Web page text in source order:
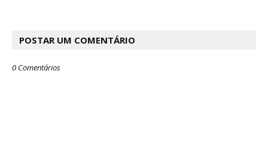
POSTAR UM COMENTÁRIO
0 Comentários